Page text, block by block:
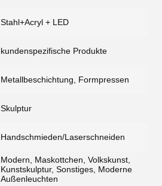
Stahl+Acryl + LED
kundenspezifische Produkte
Metallbeschichtung, Formpressen
Skulptur
Handschmieden/Laserschneiden
Modern, Maskottchen, Volkskunst,
Kunstskulptur, Sonstiges, Moderne
Außenleuchten